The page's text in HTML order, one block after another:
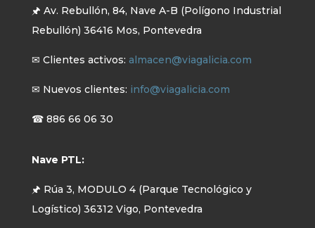
🖈 Av. Rebullón, 84, Nave A-B (Polígono Industrial
Rebullón) 36416 Mos, Pontevedra
✉ Clientes activos: almacen@viagalicia.com
✉ Nuevos clientes: info@viagalicia.com
☎ 886 66 06 30
Nave PTL:
🖈 Rúa 3, MODULO 4 (Parque Tecnológico y
Logístico) 36312 Vigo, Pontevedra